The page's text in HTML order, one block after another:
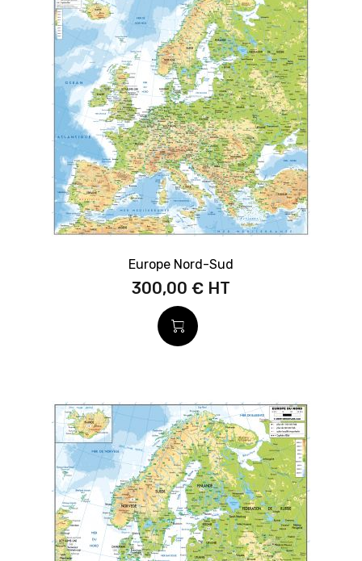
Europe Nord-Sud
300,00 €